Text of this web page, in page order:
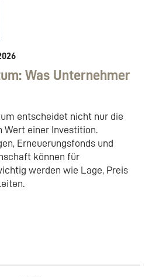
Was Unternehmer
entscheidet nicht nur die
Wert einer Investition.
Erneuerungsfonds und
können für
werden wie Lage, Preis